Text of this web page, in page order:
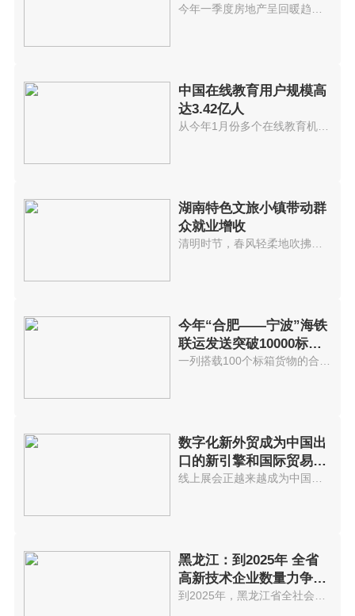
中国在线教育用户规模高
达3.42亿人
从今年1月份多个在线教育机构因...
湖南特色文旅小镇带动群
众就业增收
今年“合肥——宁波”海铁
联运发送突破10000标准
箱 发送箱
数字化新外贸成为中国出
口的新引擎和国际贸易发
展不可逆
线上展会正越来越成为中国外贸商...
黑龙江：到2025年 全省
高新技术企业数量力争突
破5000家
到2025年，黑龙江省全社会研发投...